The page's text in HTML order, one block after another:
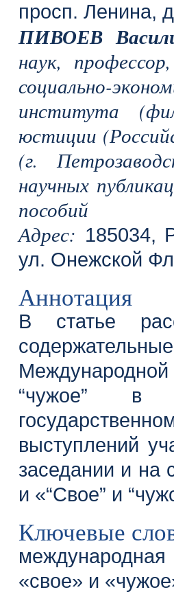
просп. Ленина,
ПИВОЕВ
наук,
социально-
института
юстиции
(г.
научных
пособий
Адрес: 185034,
ул. Онежской
Аннотация
В статье
“чужое” в
выступлений
заседании и на
и «“Свое” и
Ключевые
«свое» и